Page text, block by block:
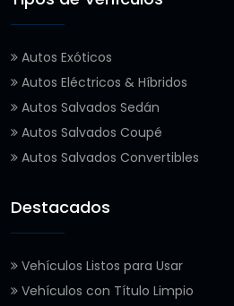
Autos Exóticos
Autos Eléctricos & Híbridos
Autos Salvados Sedán
Autos Salvados Coupé
Autos Salvados Convertibles
Destacados
Vehículos Listos para Usar
Vehículos con Título Limpio